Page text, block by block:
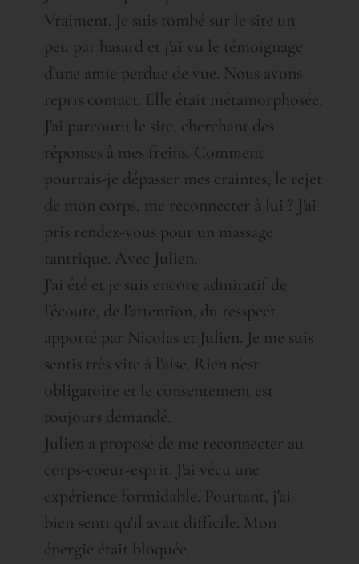
Vraiment. Je suis tombé sur le site un
peu par hasard et j'ai vu le témoignage
d'une amie perdue de vue. Nous avons
repris contact. Elle était métamorphosée.
J'ai parcouru le site, cherchant des
réponses à mes freins. Comment
pourrais-je dépasser mes craintes, le rejet
de mon corps, me reconnecter à lui ? J'ai
pris rendez-vous pour un massage
tantrique. Avec Julien.
J'ai été et je suis encore admiratif de
l'écoute, de l'attention, du resspect
apporté par Nicolas et Julien. Je me suis
sentis très vite à l'aise. Rien n'est
obligatoire et le consentement est
toujours demandé.
Julien a proposé de me reconnecter au
corps-coeur-esprit. J'ai vécu une
expérience formidable. Pourtant, j'ai
bien senti qu'il avait difficile. Mon
énergie était bloquée.